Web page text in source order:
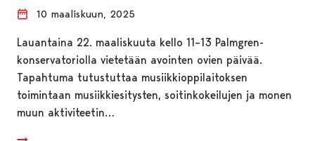
10 maaliskuun, 2025
Lauantaina 22. maaliskuuta kello 11–13 Palmgren-
konservatoriolla vietetään avointen ovien päivää.
Tapahtuma tutustuttaa musiikkioppilaitoksen
toimintaan musiikkiesitysten, soitinkokeilujen ja monen
muun aktiviteetin…